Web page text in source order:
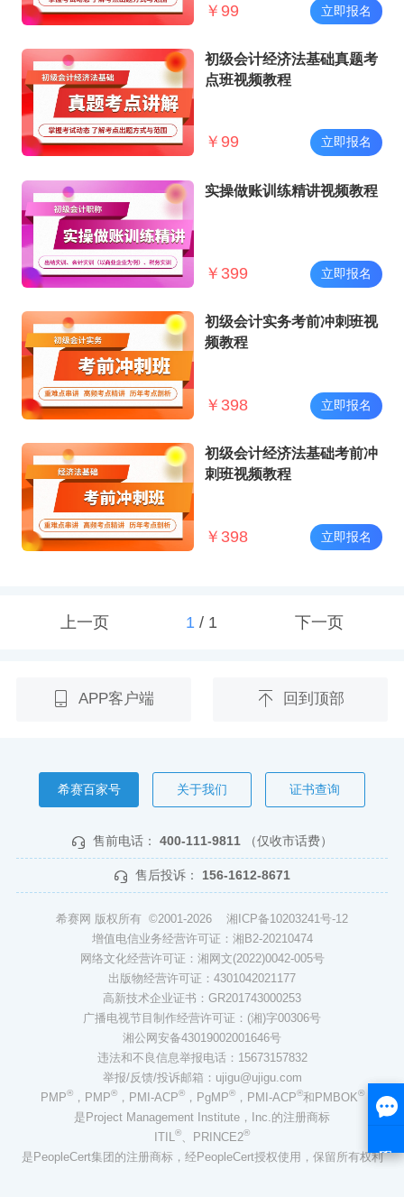
￥ 99 立即报名
初级会计经济法基础真题考
点班视频教程
￥ 99 立即报名
实操做账训练精讲视频教程
￥ 399 立即报名
初级会计实务考前冲刺班视
频教程
￥ 398 立即报名
初级会计经济法基础考前冲
刺班视频教程
￥ 398 立即报名
上一页 1/ 1 下一页
APP客户端 回到顶部
希赛百家号 关于我们 证书查询
售前电话： 400-111-9811 （仅收市话费）
售后投诉： 156-1612-8671
希赛网 版权所有 ©2001-2026 湘ICP备10203241号-12
增值电信业务经营许可证：湘B2-20210474
网络文化经营许可证：湘网文(2022)0042-005号
出版物经营许可证：4301042021177
高新技术企业证书：GR201743000253
广播电视节目制作经营许可证：(湘)字00306号
湘公网安备43019002001646号
违法和不良信息举报电话：15673157832
举报/反馈/投诉邮箱：ujigu@ujigu.com
PMP®，PMP®，PMI-ACP®，PgMP®，PMI-ACP®和PMBOK®
是Project Management Institute，Inc.的注册商标
ITIL®、PRINCE2®
是PeopleCert集团的注册商标，经PeopleCert授权使用，保留所有权利